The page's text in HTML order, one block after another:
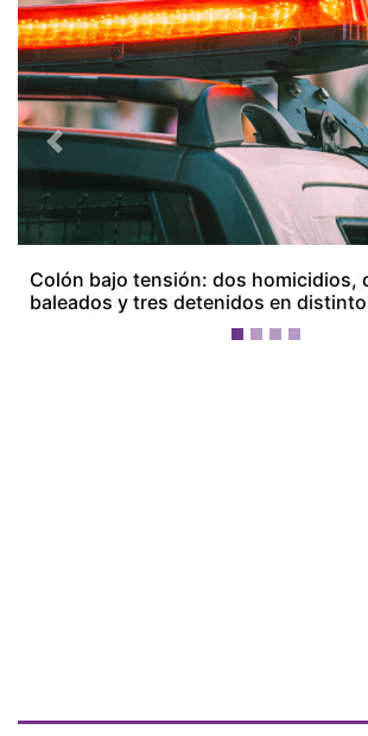
Colón bajo tensión: dos homicidios,
baleados y tres detenidos en
Previous